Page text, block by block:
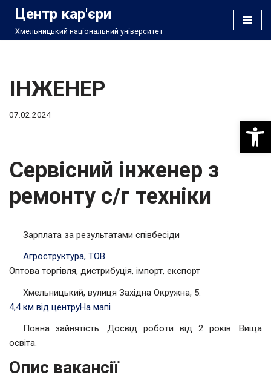
Перейти
Центр кар'єри
Хмельницький національний університет
ІНЖЕНЕР
07.02.2024
Сервісний інженер з
ремонту с/г техніки
Зарплата за результатами співбесіди
Агроструктура, ТОВ
Оптова торгівля, дистрибуція, імпорт, експорт
Хмельницький, вулиця Західна Окружна, 5.
4,4 км від центруНа мапі
Повна зайнятість. Досвід роботи від 2 років. Вища
освіта.
Опис вакансії